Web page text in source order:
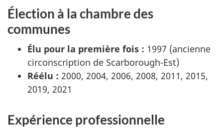
Élection à la chambre des
communes
Élu pour la première fois : 1997 (ancienne
circonscription de Scarborough-Est)
Réélu : 2000, 2004, 2006, 2008, 2011, 2015,
2019, 2021
Expérience professionnelle